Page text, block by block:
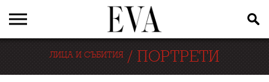
ЛИЦА И СЪБИТИЯ / ПОРТРЕТИ